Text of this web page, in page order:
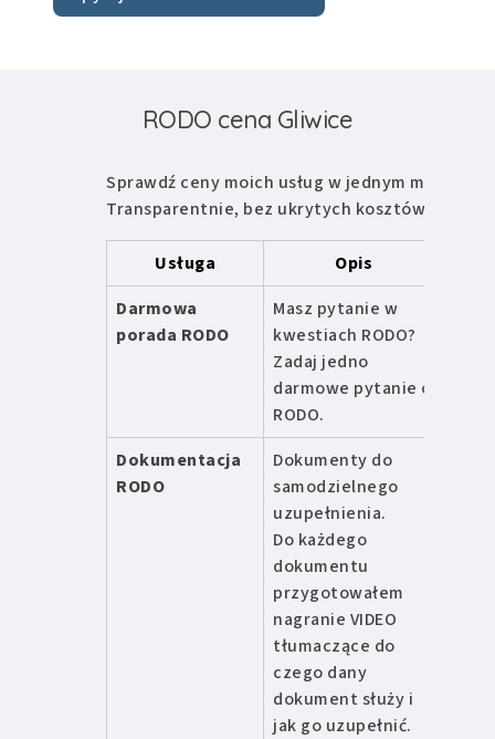
RODO cena Gliwice
Sprawdź ceny moich usług w jednym miejscu.
Transparentnie, bez ukrytych kosztów.
Usługa Opis
Darmowa
porada RODO
Masz pytanie w
kwestiach RODO?
Zadaj jedno
darmowe pytanie o
RODO.
Dokumentacja
RODO
Dokumenty do
samodzielnego
uzupełnienia.
Do każdego
dokumentu
przygotowałem
nagranie VIDEO
tłumaczące do
czego dany
dokument służy i
jak go uzupełnić.